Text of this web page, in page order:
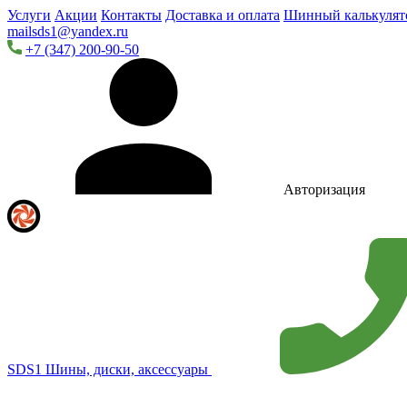
Услуги Акции Контакты Доставка и оплата Шинный
mailsds1@yandex.ru
+7 (347) 200-90-50
Авторизация
SDS1 Шины, диски, аксессуары